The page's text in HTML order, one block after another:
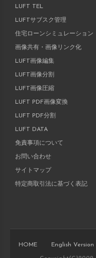
LUFT TEL
LUFTサブスク管理
住宅ローンシミュレーション
画像共有・画像リンク化
LUFT画像編集
LUFT画像分割
LUFT画像圧縮
LUFT PDF画像変換
LUFT PDF分割
LUFT DATA
免責事項について
お問い合わせ
サイトマップ
特定商取引法に基づく表記
HOME English Version